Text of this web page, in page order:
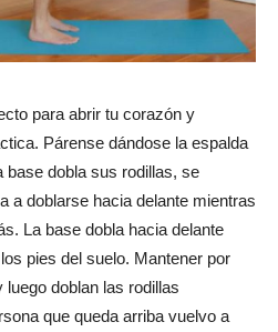
para abrir tu corazón y
Párense dándose la espalda
dobla sus rodillas, se
a doblarse hacia delante mientras
La base dobla hacia delante
pies del suelo. Mantener por
doblan las rodillas
que queda arriba vuelvo a